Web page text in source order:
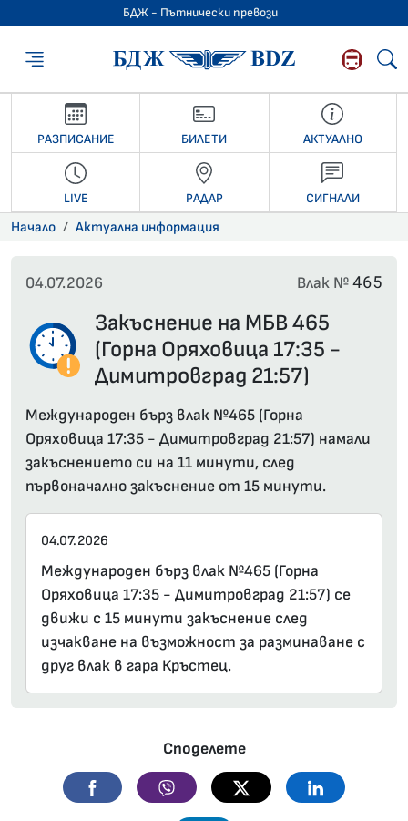
БДЖ - Пътнически превози
БДЖ -
РАЗПИСАНИЕ БИЛЕТИ АКТУАЛНО
LIVE РАДАР СИГНАЛИ
Начало Актуална информация
04.07.2026 Влак №465
Закъснение на МБВ 465
(Горна Оряховица 17:35 -
Димитровград 21:57)
Международен бърз влак №465 (Горна
Оряховица 17:35 - Димитровград 21:57) намали
закъснението си на 11 минути, след
първоначално закъснение от 15 минути.
04.07.2026
Международен бърз влак №465 (Горна
Оряховица 17:35 - Димитровград 21:57) се
движи с 15 минути закъснение след
изчакване на възможност за разминаване с
друг влак в гара Кръстец.
Споделете
Facebook Viber Twitter Linkedin